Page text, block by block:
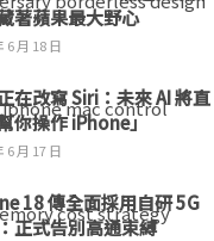
著蘋果最大野心
6 月 18 日
在改寫 Siri：未來 AI 將直
你操作 iPhone」
6 月 17 日
18 傳全面採用自研 5G
正式告別高通束縛